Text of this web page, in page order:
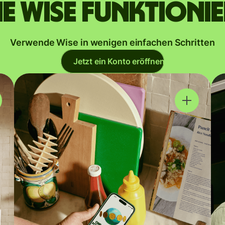
Wise
Verwende Wise in wenigen einfachen Schritten
Jetzt ein Konto eröffnen